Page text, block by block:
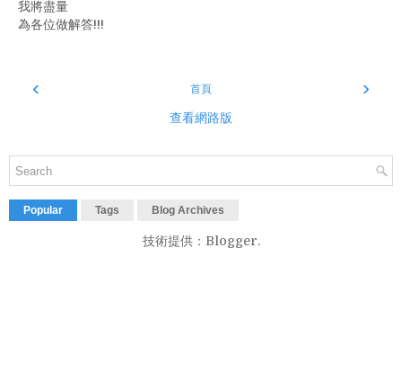
我將盡量
為各位做解答!!!
‹ ›
首頁
查看網路版
Popular Tags Blog Archives
技術提供： Blogger.